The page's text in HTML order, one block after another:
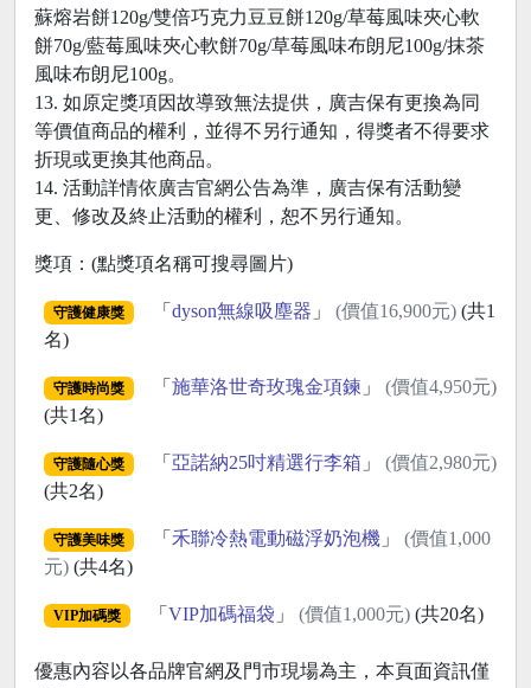
蘇熔岩餅120g/雙倍巧克力豆豆餅120g/草莓風味夾心軟
餅70g/藍莓風味夾心軟餅70g/草莓風味布朗尼100g/抹茶
風味布朗尼100g。
13. 如原定獎項因故導致無法提供，廣吉保有更換為同
等價值商品的權利，並得不另行通知，得獎者不得要求
折現或更換其他商品。
14. 活動詳情依廣吉官網公告為準，廣吉保有活動變
更、修改及終止活動的權利，恕不另行通知。
獎項：(點獎項名稱可搜尋圖片)
守護健康獎 「 dyson無線吸塵器 」 (價值16,900元)(共1
名)
守護時尚獎 「 施華洛世奇玫瑰金項鍊 」 (價值4,950元)
(共1名)
守護隨心獎 「 亞諾納25吋精選行李箱 」 (價值2,980元)
(共2名)
守護美味獎 「 禾聯冷熱電動磁浮奶泡機」 (價值1,000
元) (共4名)
VIP加碼獎 「 VIP加碼福袋 」 (價值1,000元)(共20名)
優惠內容以各品牌官網及門市現場為主，本頁面資訊僅